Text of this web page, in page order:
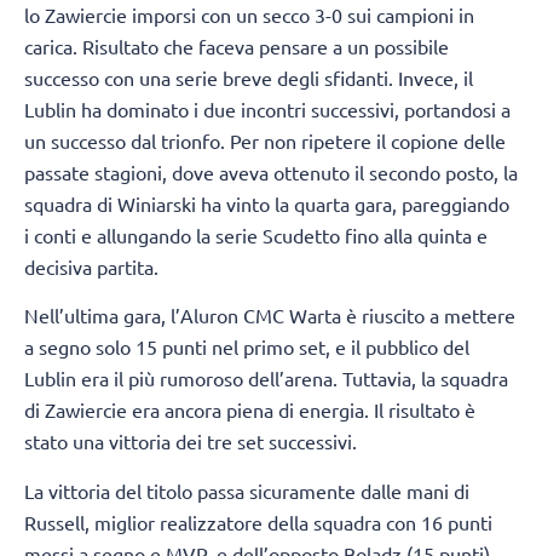
lo Zawiercie imporsi con un secco 3-0 sui campioni in
carica. Risultato che faceva pensare a un possibile
successo con una serie breve degli sfidanti. Invece, il
Lublin ha dominato i due incontri successivi, portandosi a
un successo dal trionfo. Per non ripetere il copione delle
passate stagioni, dove aveva ottenuto il secondo posto, la
squadra di Winiarski ha vinto la quarta gara, pareggiando
i conti e allungando la serie Scudetto fino alla quinta e
decisiva partita.
Nell’ultima gara, l’Aluron CMC Warta è riuscito a mettere
a segno solo 15 punti nel primo set, e il pubblico del
Lublin era il più rumoroso dell’arena. Tuttavia, la squadra
di Zawiercie era ancora piena di energia. Il risultato è
stato una vittoria dei tre set successivi.
La vittoria del titolo passa sicuramente dalle mani di
Russell, miglior realizzatore della squadra con 16 punti